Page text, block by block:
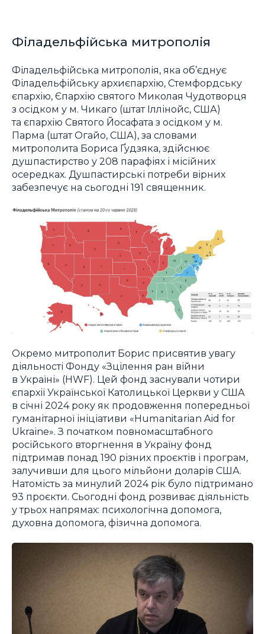
Філадельфійська митрополія
Філадельфійська митрополія, яка об’єднує
Філадельфійську архиєпархію, Стемфордську
єпархію, Єпархію святого Миколая Чудотворця
з осідком у м. Чикаго (штат Іллінойс, США)
та єпархію Святого Йосафата з осідком у м.
Парма (штат Огайо, США), за словами
митрополита Бориса Ґудзяка, здійснює
душпастирство у 208 парафіях і місійних
осередках. Душпастирські потреби вірних
забезпечує на сьогодні 191 священник.
Окремо митрополит Борис присвятив увагу
діяльності Фонду «Зцілення ран війни
в Україні» (HWF). Цей фонд заснували чотири
єпархії Української Католицької Церкви у США
в січні 2024 року як продовження попередньої
гуманітарної ініціативи «Humanitarian Aid for
Ukraine». З початком повномасштабного
російського вторгнення в Україну фонд
підтримав понад 190 різних проєктів і програм,
залучивши для цього мільйони доларів США.
Натомість за минулий 2024 рік було підтримано
93 проєкти. Сьогодні фонд розвиває діяльність
у трьох напрямах: психологічна допомога,
духовна допомога, фізична допомога.